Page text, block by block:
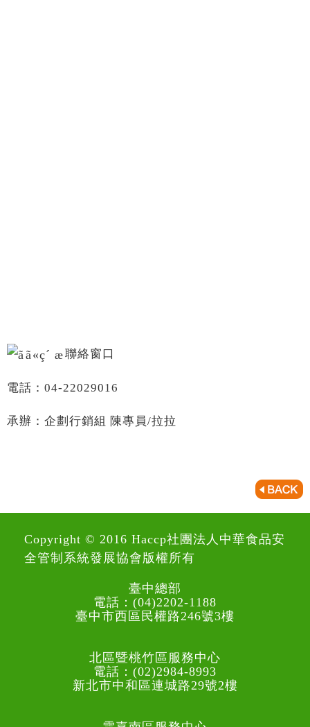
聯絡窗口
電話：04-22029016
承辦：企劃行銷組 陳專員/拉拉
Copyright © 2016 Haccp社團法人中華食品安
全管制系統發展協會版權所有
臺中總部
電話：(04)2202-1188
臺中市西區民權路246號3樓
北區暨桃竹區服務中心
電話：(02)2984-8993
新北市中和區連城路29號2樓